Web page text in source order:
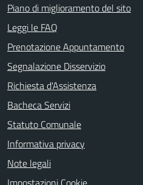
Piano di miglioramento del sito
Leggi le FAQ
Prenotazione Appuntamento
Segnalazione Disservizio
Richiesta d'Assistenza
Bacheca Servizi
Statuto Comunale
Informativa privacy
Note legali